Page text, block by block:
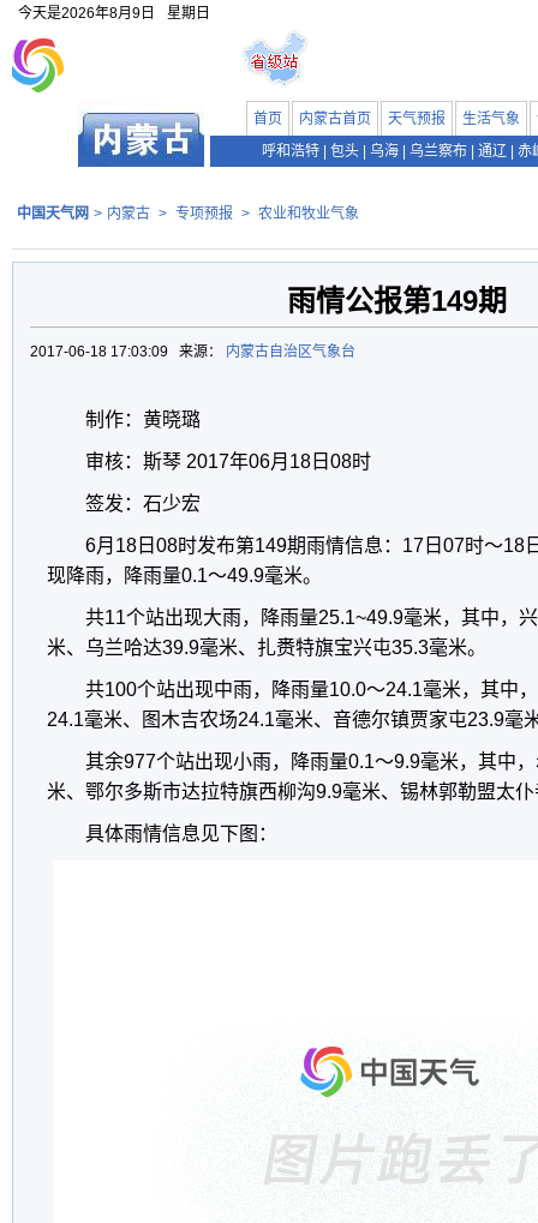
今天是2026年8月9日 星期日
首页 内蒙古首页 天气预报 生活气象
呼和浩特
包头 乌海 乌兰察布 通辽 赤
中国天气网 > 内蒙古 > 专项预报 > 农业和牧业气象
雨情公报第149期
2017-06-18 17:03:09 来源： 内蒙古自治区气象台
制作：黄晓璐
审核：斯琴 2017年06月18日08时
签发：石少宏
6月18日08时发布第149期雨情信息：17日07时～18
现降雨，降雨量0.1～49.9毫米。
共11个站出现大雨，降雨量25.1~49.9毫米，其中，兴
米、乌兰哈达39.9毫米、扎赉特旗宝兴屯35.3毫米。
共100个站出现中雨，降雨量10.0～24.1毫米，其中，
24.1毫米、图木吉农场24.1毫米、音德尔镇贾家屯23.9毫
其余977个站出现小雨，降雨量0.1～9.9毫米，其中，
米、鄂尔多斯市达拉特旗西柳沟9.9毫米、锡林郭勒盟太
具体雨情信息见下图：